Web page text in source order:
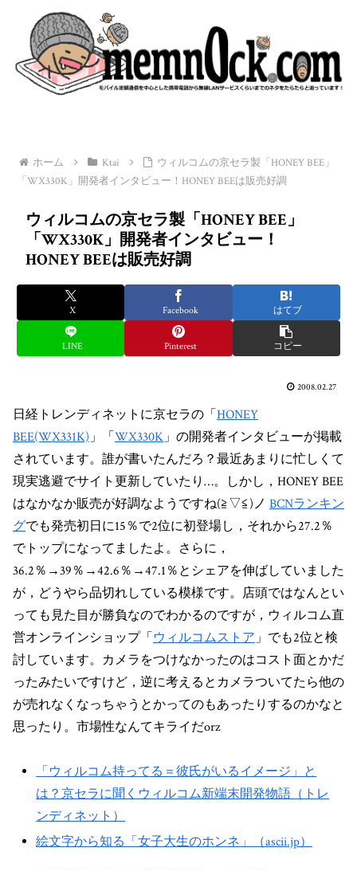
ホーム Ktai
ウィルコムの京セラ製「HONEY BEE」
「WX330K」開発者インタビュー！HONEY BEEは販売好調
ウィルコムの京セラ製「HONEY BEE」
「WX330K」開発者インタビュー！
HONEY BEEは販売好調
X Facebook はてブ
LINE Pinterest コピー
2008.02.27
日経トレンディネットに京セラの「HONEY
BEE(WX331K)」「WX330K」の開発者インタビューが掲載
されています。誰が書いたんだろ？最近あまりに忙しくて
現実逃避でサイト更新していたり…。しかし，HONEY BEE
はなかなか販売が好調なようですね(≧▽≦)ノ BCNランキン
グでも発売初日に15％で2位に初登場し，それから27.2％
でトップになってましたよ。さらに，
36.2％→39％→42.6％→47.1％とシェアを伸ばしていました
が，どうやら品切れしている模様です。店頭ではなんとい
っても見た目が勝負なのでわかるのですが，ウィルコム直
営オンラインショップ「ウィルコムストア」でも2位と検
討しています。カメラをつけなかったのはコスト面とかだ
ったみたいですけど，逆に考えるとカメラついてたら他の
が売れなくなっちゃうとかってのもあったりするのかなと
思ったり。市場性なんてキライだorz
「ウィルコム持ってる＝彼氏がいるイメージ」と
は？京セラに聞くウィルコム新端末開発物語（トレ
ンディネット）
絵文字から知る「女子大生のホンネ」（ascii.jp）